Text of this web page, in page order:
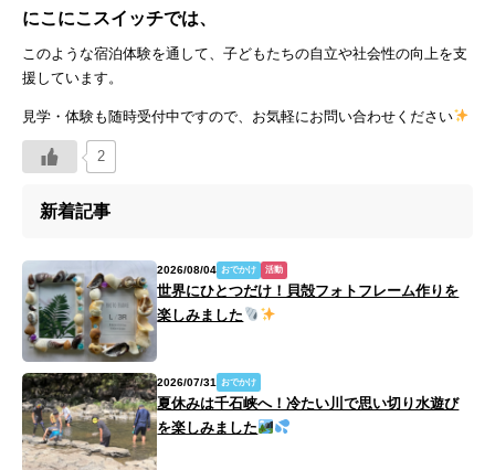
にこにこスイッチでは、
このような宿泊体験を通して、子どもたちの自立や社会性の向上を支
援しています。
見学・体験も随時受付中ですので、お気軽にお問い合わせください
2
新着記事
2026/08/04 おでかけ 活動
世界にひとつだけ！貝殻フォトフレーム作りを
楽しみました
2026/07/31 おでかけ
夏休みは千石峡へ！冷たい川で思い切り水遊び
を楽しみました